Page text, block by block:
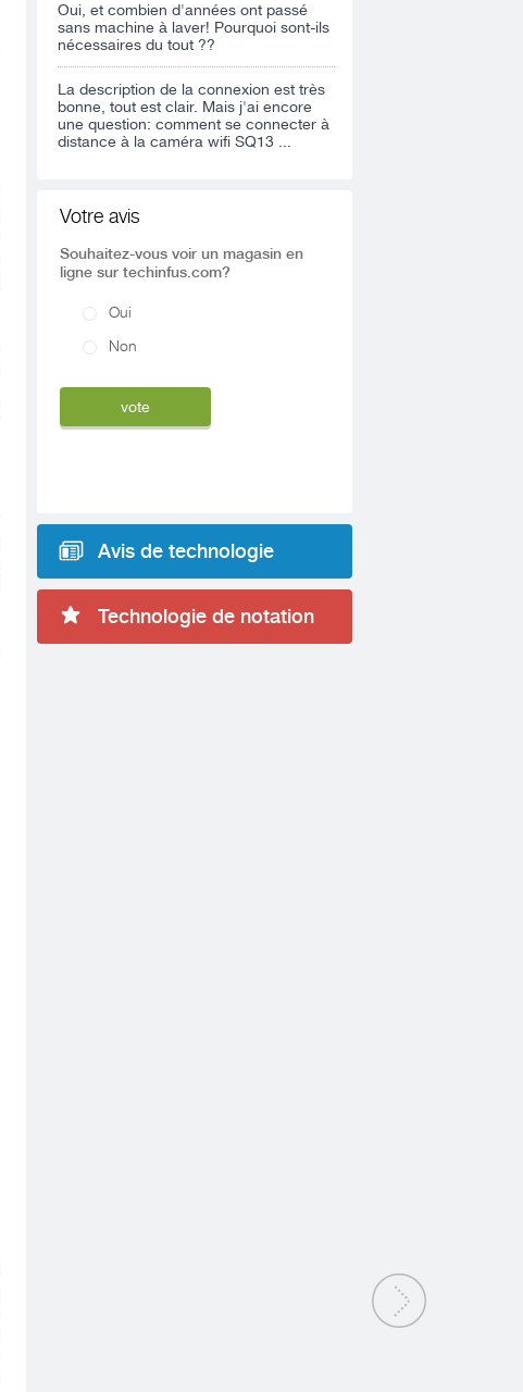
Oui, et combien d'années ont passé
sans machine à laver! Pourquoi sont-ils
nécessaires du tout ??
La description de la connexion est très
bonne, tout est clair. Mais j'ai encore
une question: comment se connecter à
distance à la caméra wifi SQ13 ...
Votre avis
Souhaitez-vous voir un magasin en
ligne sur techinfus.com?
Oui
Non
Avis de technologie
Technologie de notation